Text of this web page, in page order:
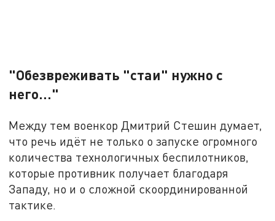
"Обезвреживать "стаи" нужно с
него..."
Между тем военкор Дмитрий Стешин думает,
что речь идёт не только о запуске огромного
количества технологичных беспилотников,
которые противник получает благодаря
Западу, но и о сложной скоординированной
тактике.